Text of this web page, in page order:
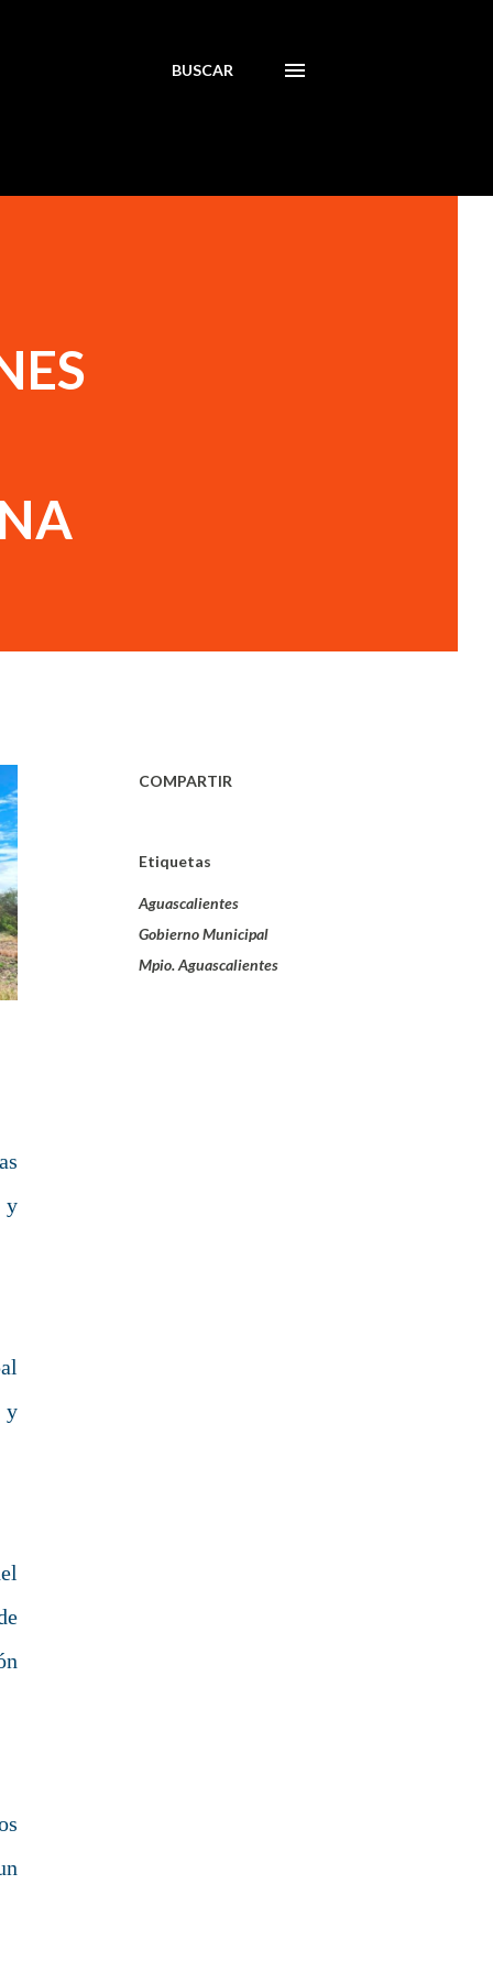
BUSCAR
y
y
COMPARTIR
Etiquetas
Aguascalientes
Gobierno Municipal
Mpio. Aguascalientes